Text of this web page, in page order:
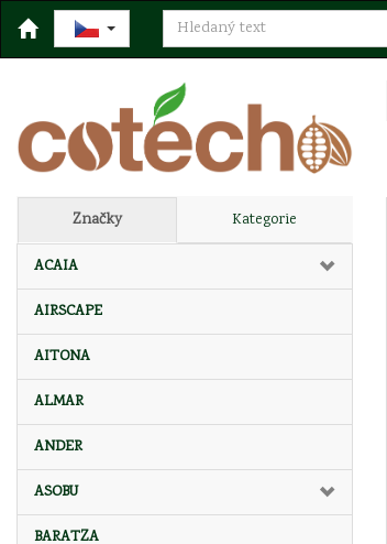
Značky Kategorie
ACAIA
AIRSCAPE
AITONA
ALMAR
ANDER
ASOBU
BARATZA